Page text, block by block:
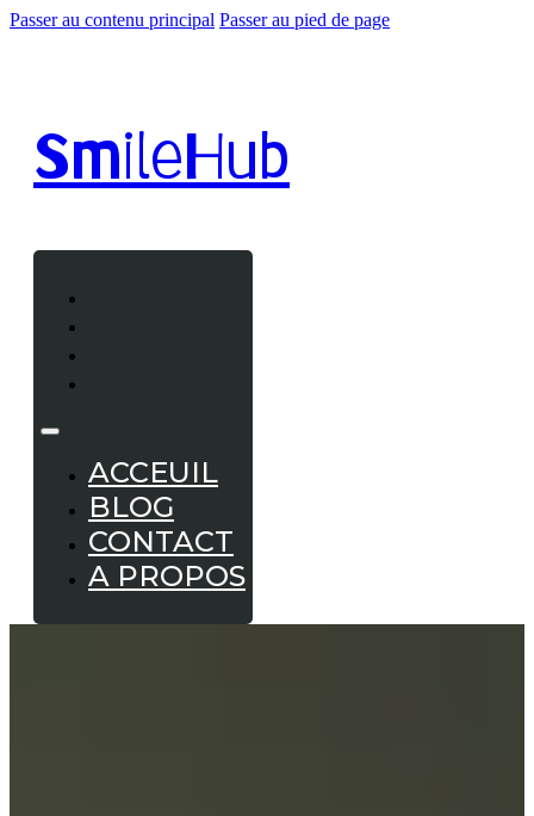
Passer au contenu principal Passer au pied de page
SmileHub
ACCEUIL
BLOG
CONTACT
A PROPOS